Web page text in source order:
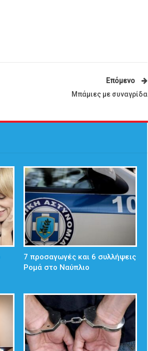
Επόμενο
Μπάμιες με συναγρίδα
7 προσαγωγές και 6 συλλήψεις
Ρομά στο Ναύπλιο